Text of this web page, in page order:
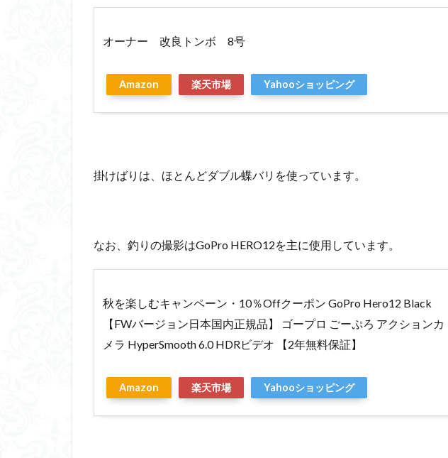
オーナー 改良トンボ 8号
Amazon 楽天市場 Yahooショッピング
掛けばりは、ほとんどダブル蝶バリを使っています。
なお、釣りの撮影はGoPro HERO12を主に使用しています。
秋を楽しむキャンペーン・10％Offクーポン GoPro Hero12 Black
【FWバージョン日本国内正規品】 ゴープロ ごーぷろ アクションカ
メラ HyperSmooth 6.0 HDRビデオ 【2年無料保証】
Amazon 楽天市場 Yahooショッピング